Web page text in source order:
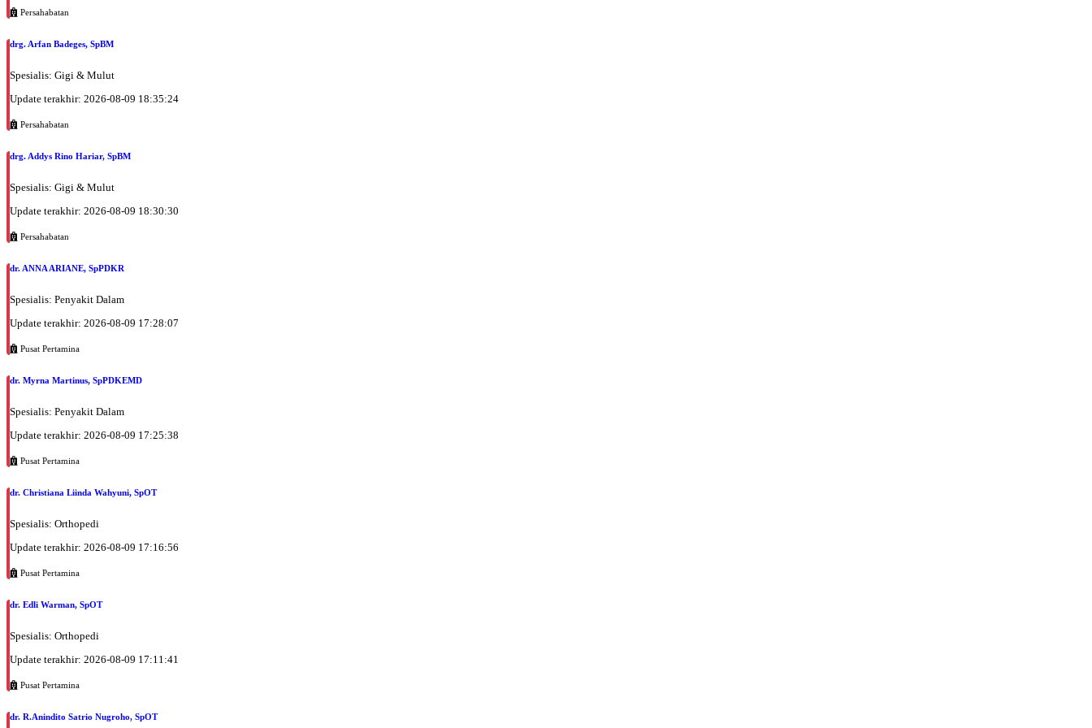
Persahabatan
drg. Arfan Badeges, SpBM
Spesialis: Gigi & Mulut
Update terakhir: 2026-08-09 18:35:24
Persahabatan
drg. Addys Rino Hariar, SpBM
Spesialis: Gigi & Mulut
Update terakhir: 2026-08-09 18:30:30
Persahabatan
dr. ANNA ARIANE, SpPDKR
Spesialis: Penyakit Dalam
Update terakhir: 2026-08-09 17:28:07
Pusat Pertamina
dr. Myrna Martinus, SpPDKEMD
Spesialis: Penyakit Dalam
Update terakhir: 2026-08-09 17:25:38
Pusat Pertamina
dr. Christiana Liinda Wahyuni, SpOT
Spesialis: Orthopedi
Update terakhir: 2026-08-09 17:16:56
Pusat Pertamina
dr. Edli Warman, SpOT
Spesialis: Orthopedi
Update terakhir: 2026-08-09 17:11:41
Pusat Pertamina
dr. R.Anindito Satrio Nugroho, SpOT